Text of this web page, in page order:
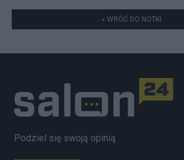
« WRÓĆ DO NOTKI
Podziel się swoją opinią